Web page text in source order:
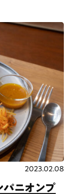
ニオンプ
2023.02.08